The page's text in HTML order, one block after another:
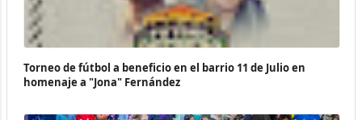
Torneo de fútbol a beneficio en el barrio 11 de Julio en
homenaje a "Jona" Fernández